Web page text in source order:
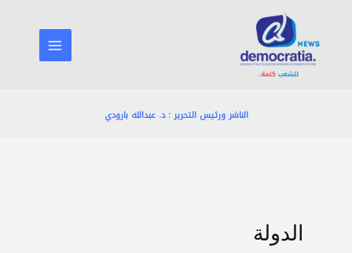
المحتوى
الناشر ورئيس التحرير : د. عبدالله بارودي
الدولة